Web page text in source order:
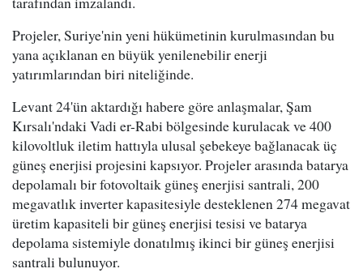
Projeler, Suriye'nin yeni hükümetinin kurulmasından bu
yana açıklanan en büyük yenilenebilir enerji
yatırımlarından biri niteliğinde.
Levant 24'ün aktardığı habere göre anlaşmalar, Şam
Kırsalı'ndaki Vadi er-Rabi bölgesinde kurulacak ve 400
kilovoltluk iletim hattıyla ulusal şebekeye bağlanacak üç
güneş enerjisi projesini kapsıyor. Projeler arasında batarya
depolamalı bir fotovoltaik güneş enerjisi santrali, 200
megavatlık inverter kapasitesiyle desteklenen 274 megavat
üretim kapasiteli bir güneş enerjisi tesisi ve batarya
depolama sistemiyle donatılmış ikinci bir güneş enerjisi
santrali bulunuyor.